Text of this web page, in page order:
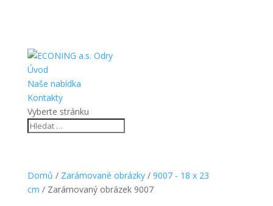
Úvod
Naše nabídka
Kontakty
Vyberte stránku
Domů / Zarámované obrázky/ 9007 - 18 x 23
cm / Zarámovaný obrázek 9007